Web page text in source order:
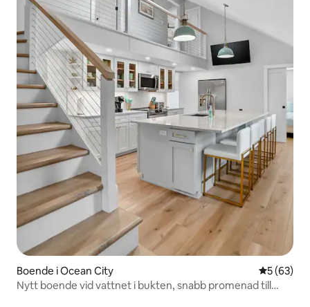
Boende i Ocean City 5 av 5 i
5 (63)
Nytt boende vid vattnet i bukten, snabb promenad till